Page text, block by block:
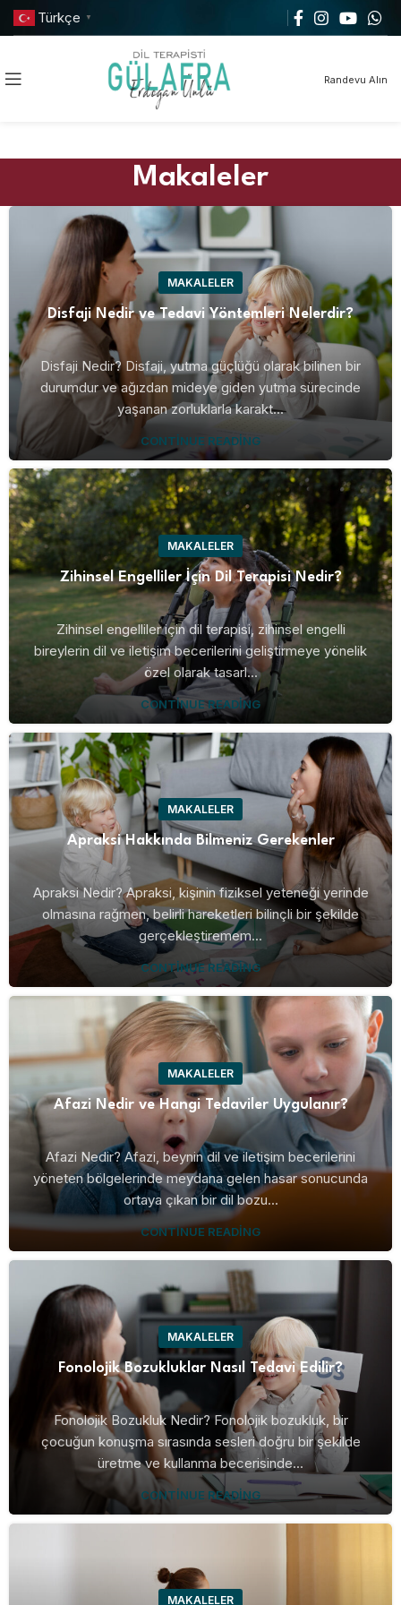
Türkçe ▼
Randevu Alın
Makaleler
MAKALELER
Disfaji Nedir ve Tedavi Yöntemleri Nelerdir?
Disfaji Nedir? Disfaji, yutma güçlüğü olarak bilinen bir
durumdur ve ağızdan mideye giden yutma sürecinde
yaşanan zorluklarla karakt...
CONTINUE READING
MAKALELER
Zihinsel Engelliler İçin Dil Terapisi Nedir?
Zihinsel engelliler için dil terapisi, zihinsel engelli
bireylerin dil ve iletişim becerilerini geliştirmeye yönelik
özel olarak tasarl...
CONTINUE READING
MAKALELER
Apraksi Hakkında Bilmeniz Gerekenler
Apraksi Nedir? Apraksi, kişinin fiziksel yeteneği yerinde
olmasına rağmen, belirli hareketleri bilinçli bir şekilde
gerçekleştiremem...
CONTINUE READING
MAKALELER
Afazi Nedir ve Hangi Tedaviler Uygulanır?
Afazi Nedir? Afazi, beynin dil ve iletişim becerilerini
yöneten bölgelerinde meydana gelen hasar sonucunda
ortaya çıkan bir dil bozu...
CONTINUE READING
MAKALELER
Fonolojik Bozukluklar Nasıl Tedavi Edilir?
Fonolojik Bozukluk Nedir? Fonolojik bozukluk, bir
çocuğun konuşma sırasında sesleri doğru bir şekilde
üretme ve kullanma becerisinde...
CONTINUE READING
MAKALELER